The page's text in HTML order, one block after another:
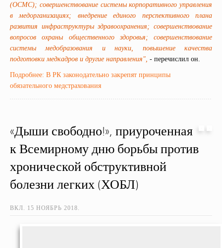
(ОСМС); совершенствование системы корпоративного управления
в медорганизациях; внедрение единого перспективного плана
развития инфраструктуры здравоохранения; совершенствование
вопросов охраны общественного здоровья; совершенствование
системы медобразования и науки, повышение качества
подготовки медкадров и другие направления", - перечислил он.
Подробнее: В РК законодательно закрепят принципы
обязательного медстрахования
«Дыши свободно!», приуроченная
к Всемирному дню борьбы против
хронической обструктивной
болезни легких (ХОБЛ)
ВКЛ. 15 НОЯБРЬ 2018